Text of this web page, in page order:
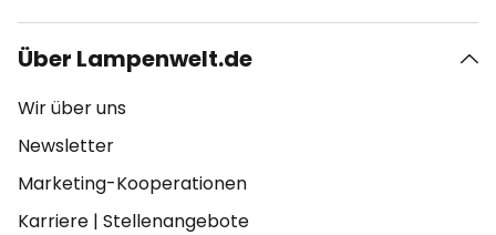
Über Lampenwelt.de
Wir über uns
Newsletter
Marketing-Kooperationen
Karriere | Stellenangebote